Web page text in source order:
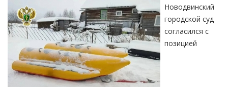
Новодвинский
городской суд
согласился с
позицией